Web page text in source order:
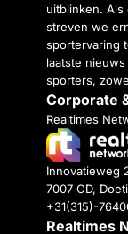
uitblinken. Als
streven we
sportervaring
laatste
sporters,
Corporate
Realtimes
Innovatieweg
7007 CD,
+31(315)-
Realtimes